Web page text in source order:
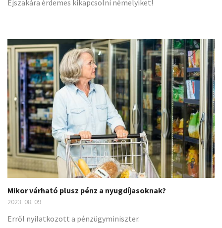
Éjszakára érdemes kikapcsolni némelyiket!
Mikor várható plusz pénz a nyugdíjasoknak?
2023. 08. 09
Erről nyilatkozott a pénzügyminiszter.